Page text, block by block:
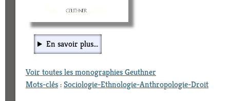
En savoir plus...
Voir toutes les monographies Geuthner
Mots-clés:Sociologie-Ethnologie-Anthropologie-Droit